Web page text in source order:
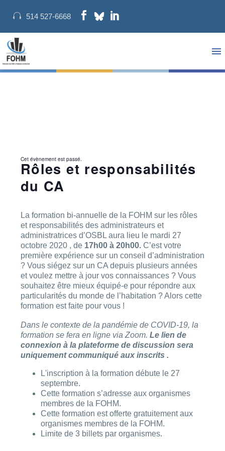
514 527-6668
Cet évènement est passé.
Rôles et responsabilités
du CA
La formation bi-annuelle de la FOHM sur les rôles
et responsabilités des administrateurs et
administratrices d’OSBL aura lieu le mardi 27
octobre 2020 , de 17h00 à 20h00. C’est votre
première expérience sur un conseil d’administration
? Vous siégez sur un CA depuis plusieurs années
et voulez mettre à jour vos connaissances ? Vous
souhaitez être mieux équipé-e pour répondre aux
particularités du monde de l’habitation ? Alors cette
formation est faite pour vous !
Dans le contexte de la pandémie de COVID-19, la
formation se fera en ligne via Zoom. Le lien de
connexion à la plateforme de discussion sera
uniquement communiqué aux inscrits .
L'inscription à la formation débute le 27
septembre.
Cette formation s’adresse aux organismes
membres de la FOHM.
Cette formation est offerte gratuitement aux
organismes membres de la FOHM.
Limite de 3 billets par organismes.